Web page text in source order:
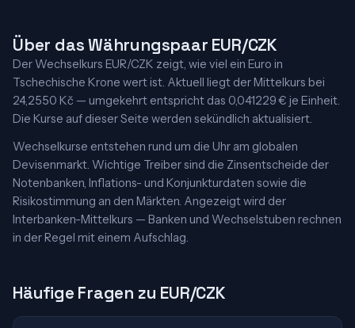
Über das Währungspaar EUR/CZK
Der Wechselkurs EUR/CZK zeigt, wie viel ein Euro in
Tschechische Krone wert ist. Aktuell liegt der Mittelkurs bei
24,2550 Kč — umgekehrt entspricht das 0,041229 € je Einheit.
Die Kurse auf dieser Seite werden sekündlich aktualisiert.
Wechselkurse entstehen rund um die Uhr am globalen
Devisenmarkt. Wichtige Treiber sind die Zinsentscheide der
Notenbanken, Inflations- und Konjunkturdaten sowie die
Risikostimmung an den Märkten. Angezeigt wird der
Interbanken-Mittelkurs — Banken und Wechselstuben rechnen
in der Regel mit einem Aufschlag.
Häufige Fragen zu EUR/CZK